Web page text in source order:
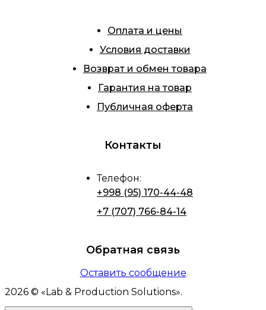
Оплата и цены
Условия доставки
Возврат и обмен товара
Гарантия на товар
Публичная оферта
Контакты
Телефон:
+998 (95) 170-44-48
+7 (707) 766-84-14
Обратная связь
Оставить сообщение
2026 © « Lab & Production Solutions».